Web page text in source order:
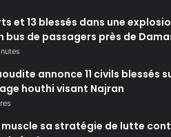
et 13 blessés dans une
bus de passagers près de
annonce 11 civils blessés
houthi visant Najran
muscle sa stratégie de lutte